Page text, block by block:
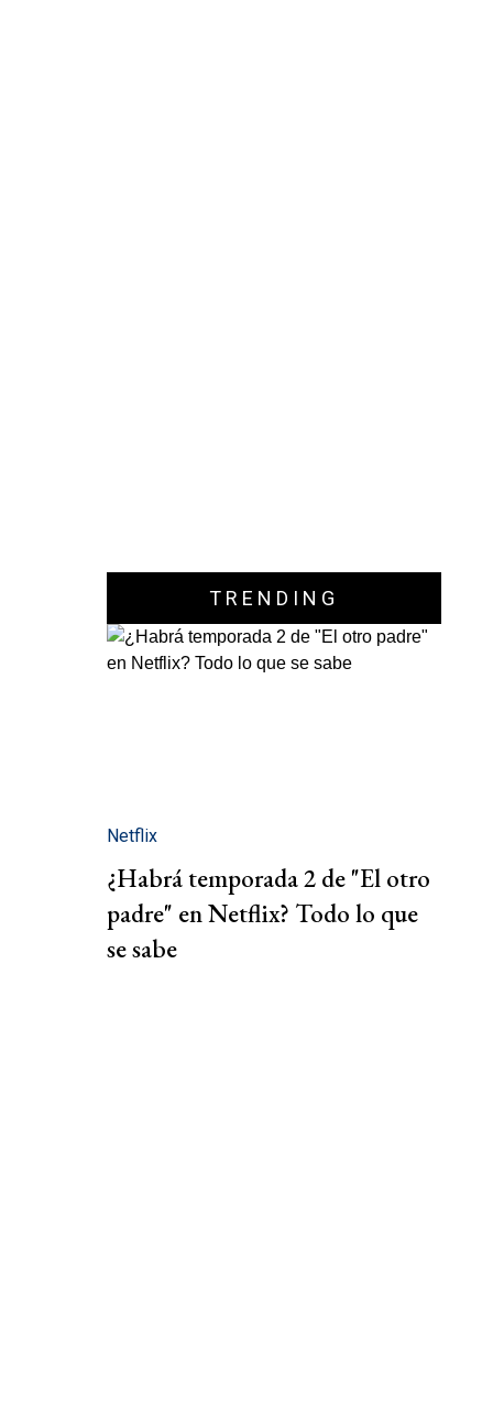
TRENDING
Netflix
¿Habrá temporada 2 de "El otro
padre" en Netflix? Todo lo que
se sabe